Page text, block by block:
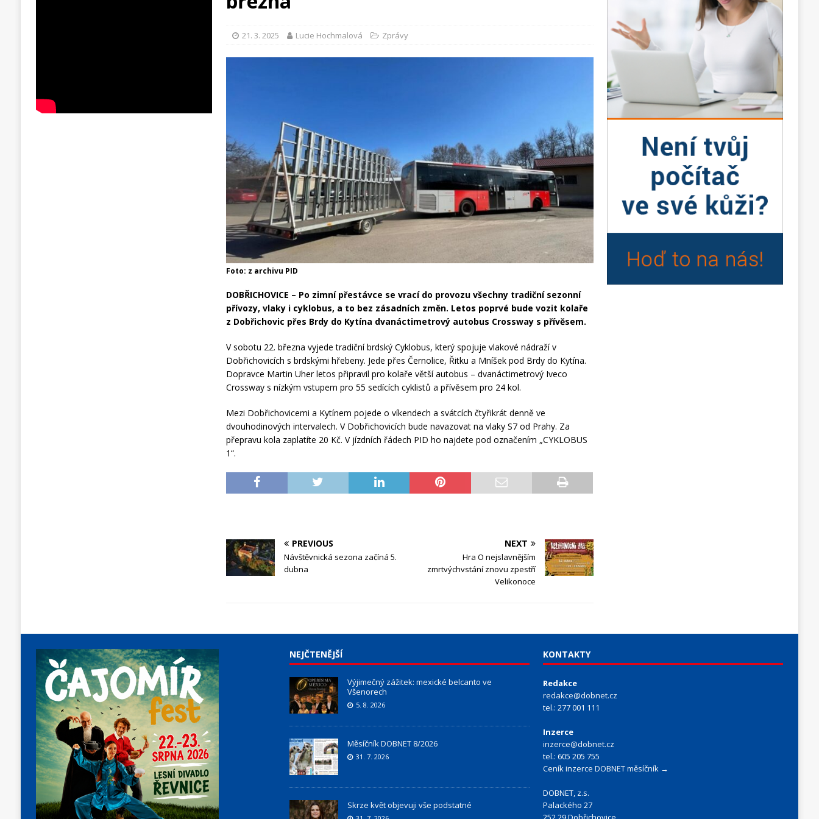
21. 3. 2025 Lucie Hochmalová Zprávy
Foto: z archivu PID
DOBŘICHOVICE – Po zimní přestávce se vrací do provozu všechny tradiční sezonní
přívozy, vlaky i cyklobus, a to bez zásadních změn. Letos poprvé bude vozit kolaře
z Dobřichovic přes Brdy do Kytína dvanáctimetrový autobus Crossway s přívěsem.
V sobotu 22. března vyjede tradiční brdský Cyklobus, který spojuje vlakové nádraží v
Dobřichovicích s brdskými hřebeny. Jede přes Černolice, Řitku a Mníšek pod Brdy do Kytína.
Dopravce Martin Uher letos připravil pro kolaře větší autobus – dvanáctimetrový Iveco
Crossway s nízkým vstupem pro 55 sedících cyklistů a přívěsem pro 24 kol.
Mezi Dobřichovicemi a Kytínem pojede o víkendech a svátcích čtyřikrát denně ve
dvouhodinových intervalech. V Dobřichovicích bude navazovat na vlaky S7 od Prahy. Za
přepravu kola zaplatíte 20 Kč. V jízdních řádech PID ho najdete pod označením „CYKLOBUS
1“.
PREVIOUS
Návštěvnická sezona začíná 5.
dubna
NEXT
Hra O nejslavnějším
zmrtvýchvstání znovu zpestří
Velikonoce
NEJČTENĚJŠÍ
Výjimečný zážitek: mexické belcanto ve
Všenorech
5. 8. 2026
Měsíčník DOBNET 8/2026
31. 7. 2026
Skrze květ objevuji vše podstatné
KONTAKTY
Redakce
redakce@dobnet.cz
tel.: 277 001 111
Inzerce
inzerce@dobnet.cz
tel.: 605 205 755
Ceník inzerce DOBNET měsíčník →
DOBNET, z.s.
Palackého 27